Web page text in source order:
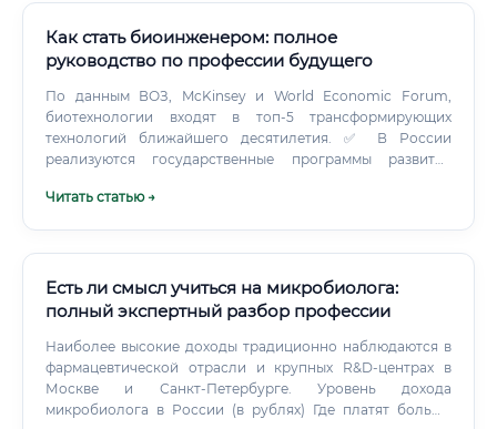
Как стать биоинженером: полное
руководство по профессии будущего
По данным ВОЗ, McKinsey и World Economic Forum,
биотехнологии входят в топ-5 трансформирующих
технологий ближайшего десятилетия. ✅ В России
реализуются государственные программы развития
инвестиции в отрасль в 3–5 раз ✅ Глобальный рынок
больше специалистов Не исчезнет ли профессия из-за
ИИ 🤖 Это один из главных вопросов, который задают
рутинные задачи: обработку геномных данных, скрининг
молекул, анализ изображений ✅ Биоинженер, умеющий
работать с ИИ-инструментами, становится в разы
продуктивнее ✅ Творческое проектирование, этическая
Читать статью →
Есть ли смысл учиться на микробиолога:
полный экспертный разбор профессии
Наиболее высокие доходы традиционно наблюдаются в
фармацевтической отрасли и крупных R&D-центрах в
Москве и Санкт-Петербурге. Уровень дохода
микробиолога в России (в рублях) Где платят больше